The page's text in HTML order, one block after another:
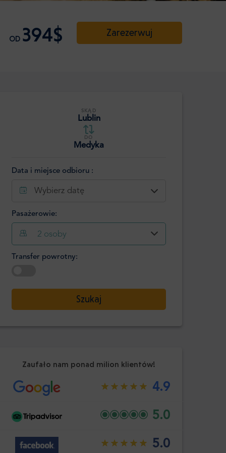
OD 394$ Zarezerwuj
SKĄD
Lublin
DO
Medyka
Data i miejsce odbioru :
Wybierz datę
Godzina
: Potwierdź
Pasażerowie:
2 osoby
Transfer powrotny:
Szukaj
Zaufało nam ponad milion klientów!
4.9
5.0
5.0